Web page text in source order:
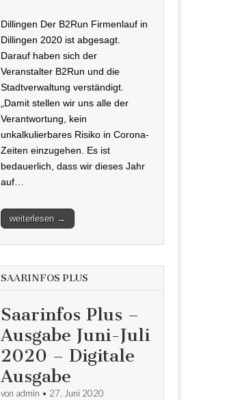
Dillingen Der B2Run Firmenlauf in
Dillingen 2020 ist abgesagt.
Darauf haben sich der
Veranstalter B2Run und die
Stadtverwaltung verständigt.
„Damit stellen wir uns alle der
Verantwortung, kein
unkalkulierbares Risiko in Corona-
Zeiten einzugehen. Es ist
bedauerlich, dass wir dieses Jahr
auf…
weiterlesen →
SAARINFOS PLUS
Saarinfos Plus –
Ausgabe Juni-Juli
2020 – Digitale
Ausgabe
von admin • 27. Juni 2020